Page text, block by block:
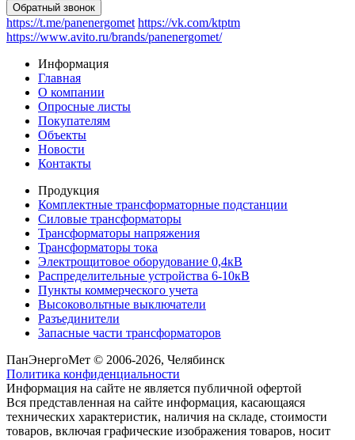
https://t.me/panenergomet https://vk.com/ktptm
https://www.avito.ru/brands/panenergomet/
Информация
Главная
О компании
Опросные листы
Покупателям
Объекты
Новости
Контакты
Продукция
Комплектные трансформаторные подстанции
Силовые трансформаторы
Трансформаторы напряжения
Трансформаторы тока
Электрощитовое оборудование 0,4кВ
Распределительные устройства 6-10кВ
Пункты коммерческого учета
Высоковольтные выключатели
Разъединители
Запасные части трансформаторов
ПанЭнергоМет © 2006-2026, Челябинск
Политика конфиденциальности
Информация на сайте не является публичной офертой
Вся представленная на сайте информация, касающаяся
технических характеристик, наличия на складе, стоимости
товаров, включая графические изображения товаров, носит